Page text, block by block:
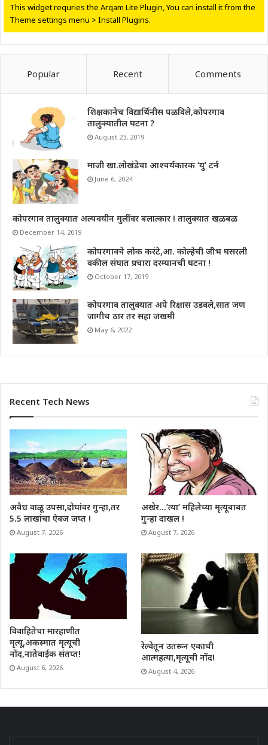
This widget requries the Arqam Lite Plugin, You can install it from the
Theme settings menu > Install Plugins.
Popular Recent Comments
शिक्षकानेच विद्यार्थिनीस पळविले,कोपरगाव
तालुक्यातील घटना ?
August 23, 2019
माजी खा.लोखंडेचा आश्चर्यकारक ‘यु’ टर्न
June 6, 2024
कोपरगाव तालुक्यात अल्पवयीन मुलींवर बलात्कार ! तालुक्यात खळबळ
December 14, 2019
कोपरगावचे लोक करंटे,आ. कोल्हेची जीभ घसरली
वकील संघात प्रचारा दरम्यानची घटना !
October 17, 2019
कोपरगाव तालुक्यात अपे रिक्षास उडवले,सात जण
जागीच ठार तर सहा जखमी
May 6, 2022
Recent Tech News
अवैध वाळू उपसा,दोघांवर गुन्हा,तर
5.5 लाखांचा ऐवज जप्त !
August 7, 2026
अखेर…’त्या’ महिलेच्या मृत्यूबाबत
गुन्हा दाखल !
August 7, 2026
विवाहितेचा मारहाणीत
मृत्यू,अकस्मात मृत्यूची
नोंद,नातेवाईक संतप्त!
August 6, 2026
रेल्वेतून उतरून एकाची
आत्महत्या,मृत्यूची नोंद!
August 4, 2026